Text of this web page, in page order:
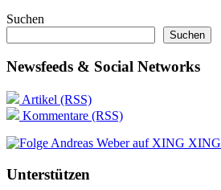
Suchen
Suchen
Newsfeeds & Social Networks
Artikel (RSS)
Kommentare (RSS)
XING
Unterstützen